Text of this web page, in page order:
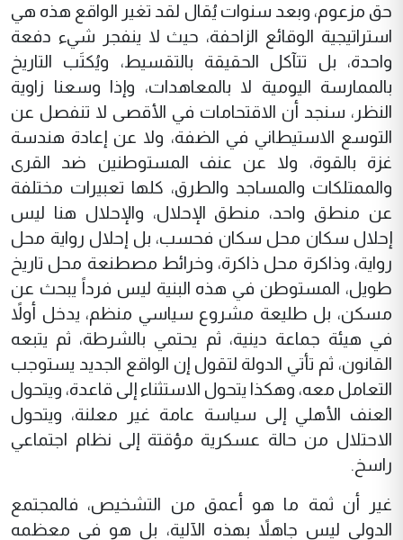
حق مزعوم، وبعد سنوات يُقال لقد تغير الواقع هذه هي
استراتيجية الوقائع الزاحفة، حيث لا ينفجر شيء دفعة
واحدة، بل تتآكل الحقيقة بالتقسيط، ويُكتَب التاريخ
بالممارسة اليومية لا بالمعاهدات، وإذا وسعنا زاوية
النظر، سنجد أن الاقتحامات في الأقصى لا تنفصل عن
التوسع الاستيطاني في الضفة، ولا عن إعادة هندسة
غزة بالقوة، ولا عن عنف المستوطنين ضد القرى
والممتلكات والمساجد والطرق، كلها تعبيرات مختلفة
عن منطق واحد، منطق الإحلال، والإحلال هنا ليس
إحلال سكان محل سكان فحسب، بل إحلال رواية محل
رواية، وذاكرة محل ذاكرة، وخرائط مصطنعة محل تاريخ
طويل، المستوطن في هذه البنية ليس فرداً يبحث عن
مسكن، بل طليعة مشروع سياسي منظم، يدخل أولاً
في هيئة جماعة دينية، ثم يحتمي بالشرطة، ثم يتبعه
القانون، ثم تأتي الدولة لتقول إن الواقع الجديد يستوجب
التعامل معه، وهكذا يتحول الاستثناء إلى قاعدة، ويتحول
العنف الأهلي إلى سياسة عامة غير معلنة، ويتحول
الاحتلال من حالة عسكرية مؤقتة إلى نظام اجتماعي
راسخ.
غير أن ثمة ما هو أعمق من التشخيص، فالمجتمع
الدولي ليس جاهلاً بهذه الآلية، بل هو في معظمه